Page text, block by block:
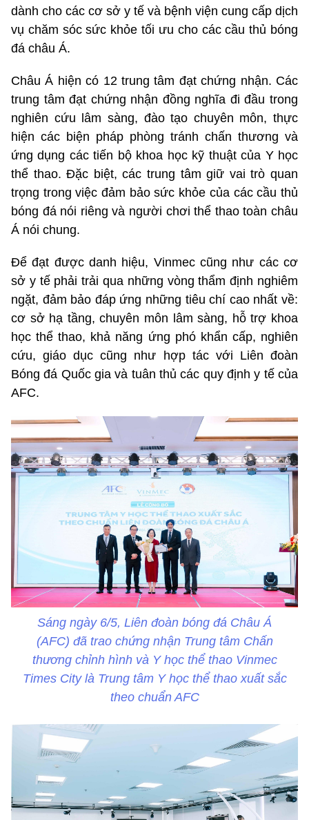
dành cho các cơ sở y tế và bệnh viện cung cấp dịch
vụ chăm sóc sức khỏe tối ưu cho các cầu thủ bóng
đá châu Á.
Châu Á hiện có 12 trung tâm đạt chứng nhận. Các
trung tâm đạt chứng nhận đồng nghĩa đi đầu trong
nghiên cứu lâm sàng, đào tạo chuyên môn, thực
hiện các biện pháp phòng tránh chấn thương và
ứng dụng các tiến bộ khoa học kỹ thuật của Y học
thể thao. Đặc biệt, các trung tâm giữ vai trò quan
trọng trong việc đảm bảo sức khỏe của các cầu thủ
bóng đá nói riêng và người chơi thể thao toàn châu
Á nói chung.
Để đạt được danh hiệu, Vinmec cũng như các cơ
sở y tế phải trải qua những vòng thẩm định nghiêm
ngặt, đảm bảo đáp ứng những tiêu chí cao nhất về:
cơ sở hạ tầng, chuyên môn lâm sàng, hỗ trợ khoa
học thể thao, khả năng ứng phó khẩn cấp, nghiên
cứu, giáo dục cũng như hợp tác với Liên đoàn
Bóng đá Quốc gia và tuân thủ các quy định y tế của
AFC.
Sáng ngày 6/5, Liên đoàn bóng đá Châu Á
(AFC) đã trao chứng nhận Trung tâm Chấn
thương chỉnh hình và Y học thể thao Vinmec
Times City là Trung tâm Y học thể thao xuất sắc
theo chuẩn AFC